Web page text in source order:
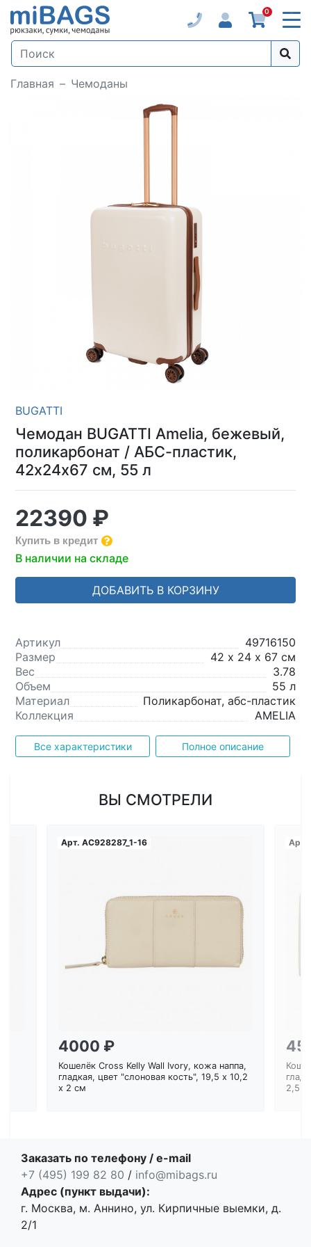
0
Главная Чемоданы
BUGATTI
Чемодан BUGATTI Amelia, бежевый,
поликарбонат / АБС-пластик,
42х24х67 см, 55 л
22390 ₽
Купить в кредит
В наличии на складе
ДОБАВИТЬ В КОРЗИНУ
Артикул
49716150
Размер
42 х 24 х 67 см
Вес
3.78
Объем
55 л
Материал
Поликарбонат, абс-пластик
Коллекция
AMELIA
Все характеристики Полное описание
ВЫ СМОТРЕЛИ
Арт. AC928287_1-16
4000 ₽
Кошелёк Cross Kelly Wall Ivory, кожа наппа,
гладкая, цвет "слоновая кость", 19,5 x 10,2
x 2 см
Арт.
2,5
Заказать по телефону / e-mail
+7 (495) 199 82 80 / info@mibags.ru
Адрес (пункт выдачи):
г. Москва, м. Аннино, ул. Кирпичные выемки, д.
2/1